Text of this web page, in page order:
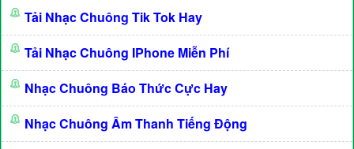
Tải Nhạc Chuông Tik Tok Hay
Tải Nhạc Chuông IPhone Miễn Phí
Nhạc Chuông Báo Thức Cực Hay
Nhạc Chuông Âm Thanh Tiếng Động